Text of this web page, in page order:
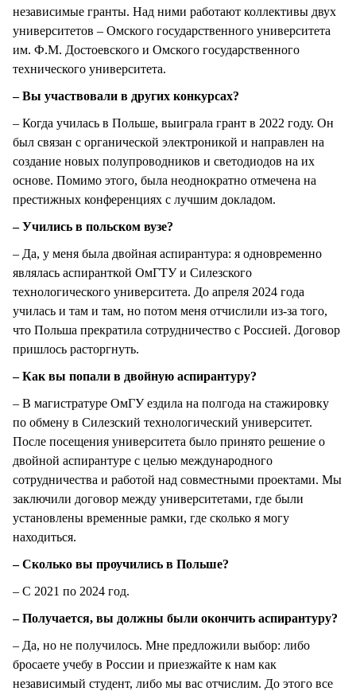
независимые гранты. Над ними работают коллективы двух
университетов – Омского государственного университета
им. Ф.М. Достоевского и Омского государственного
технического университета.
– Вы участвовали в других конкурсах?
– Когда училась в Польше, выиграла грант в 2022 году. Он
был связан с органической электроникой и направлен на
создание новых полупроводников и светодиодов на их
основе. Помимо этого, была неоднократно отмечена на
престижных конференциях с лучшим докладом.
– Учились в польском вузе?
– Да, у меня была двойная аспирантура: я одновременно
являлась аспиранткой ОмГТУ и Силезского
технологического университета. До апреля 2024 года
училась и там и там, но потом меня отчислили из-за того,
что Польша прекратила сотрудничество с Россией. Договор
пришлось расторгнуть.
– Как вы попали в двойную аспирантуру?
– В магистратуре ОмГУ ездила на полгода на стажировку
по обмену в Силезский технологический университет.
После посещения университета было принято решение о
двойной аспирантуре с целью международного
сотрудничества и работой над совместными проектами. Мы
заключили договор между университетами, где были
установлены временные рамки, где сколько я могу
находиться.
– Сколько вы проучились в Польше?
– С 2021 по 2024 год.
– Получается, вы должны были окончить аспирантуру?
– Да, но не получилось. Мне предложили выбор: либо
бросаете учебу в России и приезжайте к нам как
независимый студент, либо мы вас отчислим. До этого все